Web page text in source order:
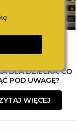
PIERWSZEGO
DLA DZIECKA. CO
POD UWAGĘ?
WIĘCEJ